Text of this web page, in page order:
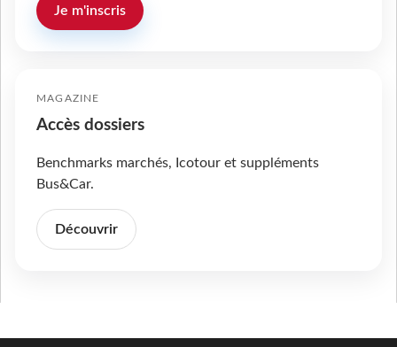
Je m'inscris
MAGAZINE
Accès dossiers
Benchmarks marchés, Icotour et suppléments
Bus&Car.
Découvrir